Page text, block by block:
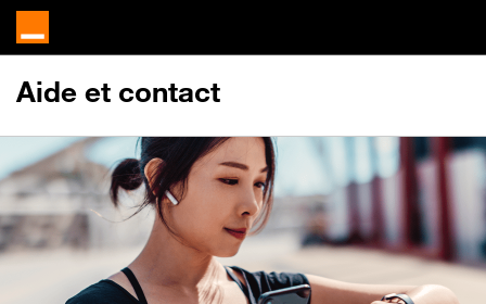
Aide et contact